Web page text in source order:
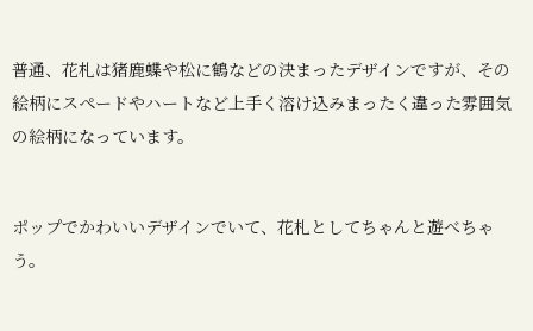
普通、花札は猪鹿蝶や松に鶴などの決まったデザインですが、その
絵柄にスペードやハートなど上手く溶け込みまったく違った雰囲気
の絵柄になっています。
ポップでかわいいデザインでいて、花札としてちゃんと遊べちゃ
う。